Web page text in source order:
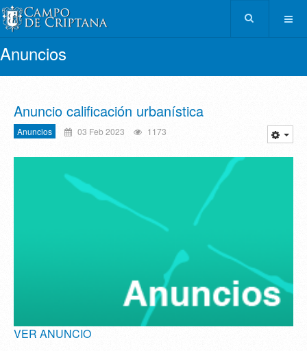
Anuncios
Anuncio calificación urbanística
Anuncios 03 Feb 2023 1173
VER ANUNCIO